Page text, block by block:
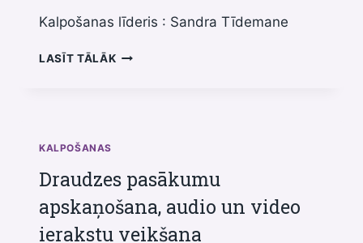
Kalpošanas līderis : Sandra Tīdemane
LASĪT TĀLĀKTULKOŠANAS
KALPOŠANAS
Draudzes pasākumu
apskaņošana, audio un video
ierakstu veikšana